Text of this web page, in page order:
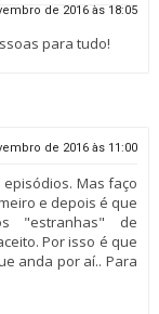
de 2016 às 18:05
para tudo!
de 2016 às 11:00
Mas faço
e depois é que
"estranhas" de
Por isso é que
anda por aí.. Para